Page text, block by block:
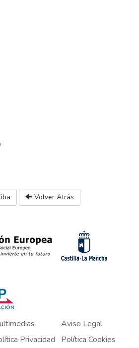
Volver Atrás
Aviso Legal
Privacidad
Política Cookies